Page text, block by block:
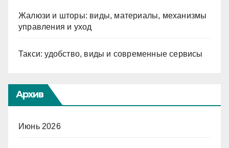
Жалюзи и шторы: виды, материалы, механизмы
управления и уход
Такси: удобство, виды и современные сервисы
Архив
Июнь 2026